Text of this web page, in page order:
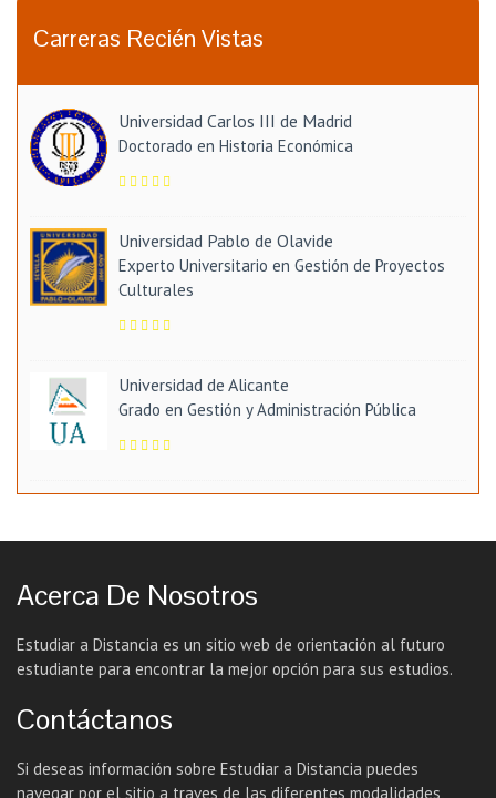
Carreras Recién Vistas
Universidad Carlos III de Madrid
Doctorado en Historia Económica
Universidad Pablo de Olavide
Experto Universitario en Gestión de Proyectos
Culturales
Universidad de Alicante
Grado en Gestión y Administración Pública
Acerca De Nosotros
Estudiar a Distancia es un sitio web de orientación al futuro
estudiante para encontrar la mejor opción para sus estudios.
Contáctanos
Si deseas información sobre Estudiar a Distancia puedes
navegar por el sitio a traves de las diferentes modalidades,